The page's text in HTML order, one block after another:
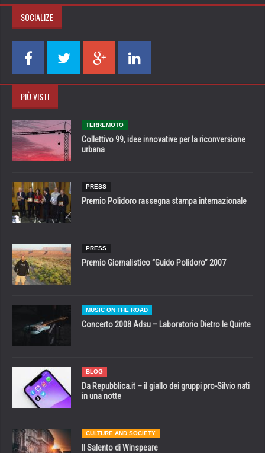
SOCIALIZE
PIÙ VISTI
TERREMOTO
Collettivo 99, idee innovative per la riconversione
urbana
PRESS
Premio Polidoro rassegna stampa internazionale
PRESS
Premio Giornalistico “Guido Polidoro” 2007
MUSIC ON THE ROAD
Concerto 2008 Adsu – Laboratorio Dietro le Quinte
BLOG
Da Repubblica.it – il giallo dei gruppi pro-Silvio nati
in una notte
CULTURE AND SOCIETY
Il Salento di Winspeare